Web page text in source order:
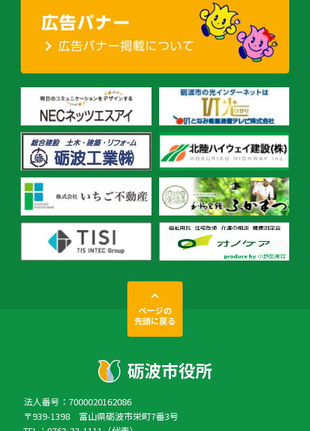
ページの
先頭に戻る
法人番号：7000020162086
〒939-1398 富山県砺波市栄町7番3号